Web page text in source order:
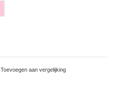
Toevoegen aan vergelijking